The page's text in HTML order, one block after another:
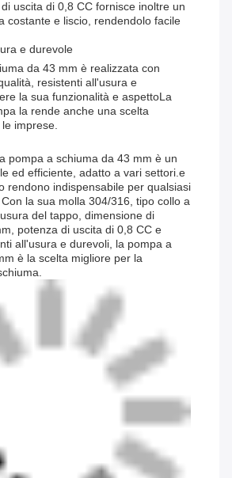
uscita di 0,8 CC fornisce inoltre un
costante e liscio, rendendolo facile
e durevole
da 43 mm è realizzata con
resistenti all'usura e
la sua funzionalità e aspettoLa
la rende anche una scelta
imprese.
pompa a schiuma da 43 mm è un
ed efficiente, adatto a vari settori.e
rendono indispensabile per qualsiasi
la sua molla 304/316, tipo collo a
del tappo, dimensione di
potenza di uscita di 0,8 CC e
all'usura e durevoli, la pompa a
è la scelta migliore per la